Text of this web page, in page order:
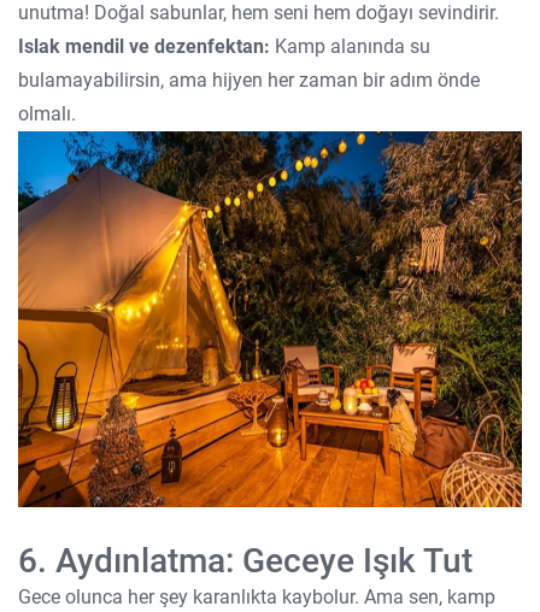
unutma! Doğal sabunlar, hem seni hem doğayı sevindirir.
Islak mendil ve dezenfektan: Kamp alanında su
bulamayabilirsin, ama hijyen her zaman bir adım önde
olmalı.
6. Aydınlatma: Geceye Işık Tut
Gece olunca her şey karanlıkta kaybolur. Ama sen, kamp